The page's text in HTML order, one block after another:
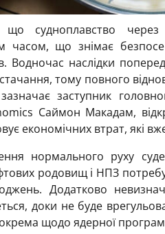
що судноплавство
часом, що знімає
Водночас наслідки
тому повного
заступник
Саймон Макадам,
економічних втрат, які
нормального руху
родовищ і НПЗ
Додатково
доки не буде
щодо ядерної